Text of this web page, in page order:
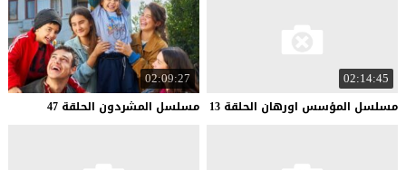
02:14:45
مسلسل المؤسس اورهان الحلقة 13
02:09:27
مسلسل المشردون الحلقة 47